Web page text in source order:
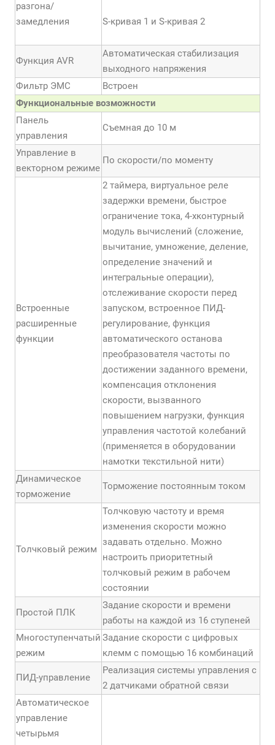
разгона/
замедления
S-кривая 1 и S-кривая 2
Функция AVR
Автоматическая стабилизация
выходного напряжения
Фильтр ЭМС
Встроен
Функциональные возможности
Панель
управления
Съемная до 10 м
Управление в
векторном режиме
По скорости/по моменту
Встроенные
расширенные
функции
2 таймера, виртуальное реле
задержки времени, быстрое
ограничение тока, 4-хконтурный
модуль вычислений (сложение,
вычитание, умножение, деление,
определение значений и
интегральные операции),
отслеживание скорости перед
запуском, встроенное ПИД-
регулирование, функция
автоматического останова
преобразователя частоты по
достижении заданного времени,
компенсация отклонения
скорости, вызванного
повышением нагрузки, функция
управления частотой колебаний
(применяется в оборудовании
намотки текстильной нити)
Динамическое
торможение
Торможение постоянным током
Толчковый режим
Толчковую частоту и время
изменения скорости можно
задавать отдельно. Можно
настроить приоритетный
толчковый режим в рабочем
состоянии
Простой ПЛК
Задание скорости и времени
работы на каждой из 16 ступеней
Многоступенчатый
режим
Задание скорости с цифровых
клемм с помощью 16 комбинаций
ПИД-управление
Реализация системы управления с
2 датчиками обратной связи
Автоматическое
управление
четырьмя